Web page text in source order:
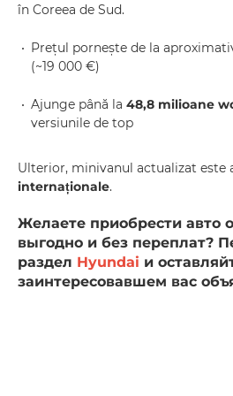
în Coreea de Sud.
Prețul pornește de la
(~19 000 €)
Ajunge până la 48,8 milioane
versiunile de top
Ulterior, minivanul actualizat este
internaționale.
Желаете приобрести авто
выгодно и без переплат?
раздел Hyundai и
заинтересовавшем вас